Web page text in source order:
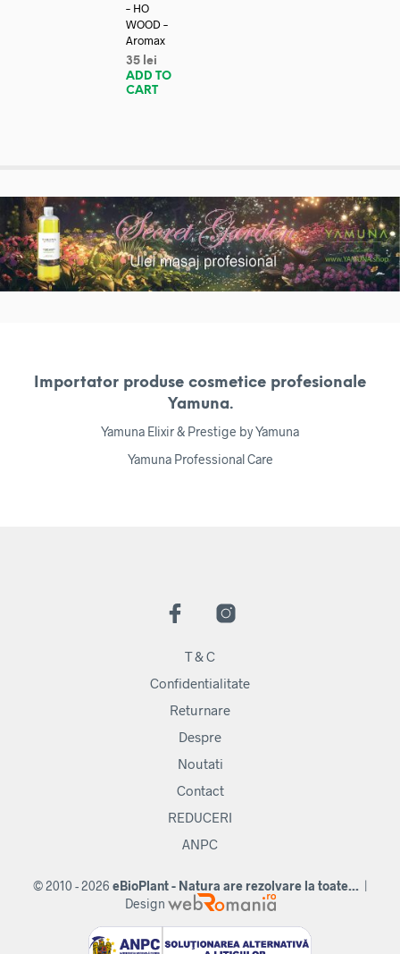
– HO
WOOD –
Aromax
35 lei
ADD TO
CART
Importator produse cosmetice profesionale
Yamuna.
Yamuna Elixir & Prestige by Yamuna
Yamuna Professional Care
T & C
Confidentialitate
Returnare
Despre
Noutati
Contact
REDUCERI
ANPC
© 2010 - 2026 eBioPlant - Natura are rezolvare la toate... |
Design